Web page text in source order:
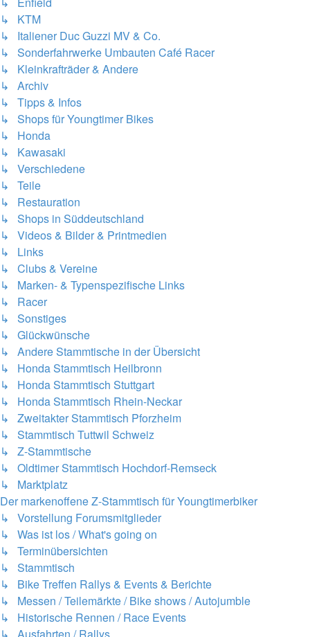
↳ KTM
↳ Italiener Duc Guzzi MV & Co.
↳ Sonderfahrwerke Umbauten Café Racer
↳ Kleinkrafträder & Andere
↳ Archiv
↳ Tipps & Infos
↳ Shops für Youngtimer Bikes
↳ Honda
↳ Kawasaki
↳ Verschiedene
↳ Teile
↳ Restauration
↳ Shops in Süddeutschland
↳ Videos & Bilder & Printmedien
↳ Links
↳ Clubs & Vereine
↳ Marken- & Typenspezifische Links
↳ Racer
↳ Sonstiges
↳ Glückwünsche
↳ Andere Stammtische in der Übersicht
↳ Honda Stammtisch Heilbronn
↳ Honda Stammtisch Stuttgart
↳ Honda Stammtisch Rhein-Neckar
↳ Zweitakter Stammtisch Pforzheim
↳ Stammtisch Tuttwil Schweiz
↳ Z-Stammtische
↳ Oldtimer Stammtisch Hochdorf-Remseck
↳ Marktplatz
Der markenoffene Z-Stammtisch für Youngtimerbiker
↳ Vorstellung Forumsmitglieder
↳ Was ist los / What's going on
↳ Terminübersichten
↳ Stammtisch
↳ Bike Treffen Rallys & Events & Berichte
↳ Messen / Teilemärkte / Bike shows / Autojumble
↳ Historische Rennen / Race Events